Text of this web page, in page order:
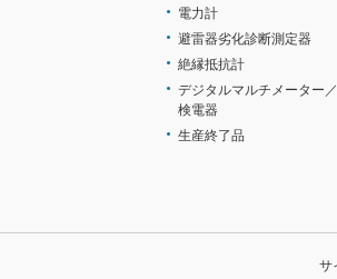
電力計
避雷器劣化診断測定器
絶縁抵抗計
デジタルマルチメーター／
検電器
生産終了品
サ